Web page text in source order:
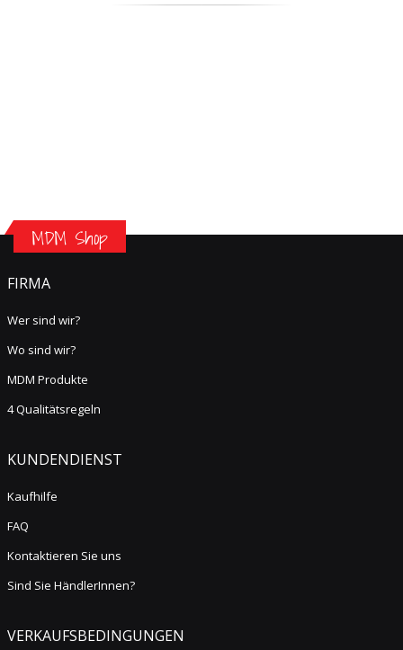
MDM Shop
FIRMA
Wer sind wir?
Wo sind wir?
MDM Produkte
4 Qualitätsregeln
KUNDENDIENST
Kaufhilfe
FAQ
Kontaktieren Sie uns
Sind Sie HändlerInnen?
VERKAUFSBEDINGUNGEN